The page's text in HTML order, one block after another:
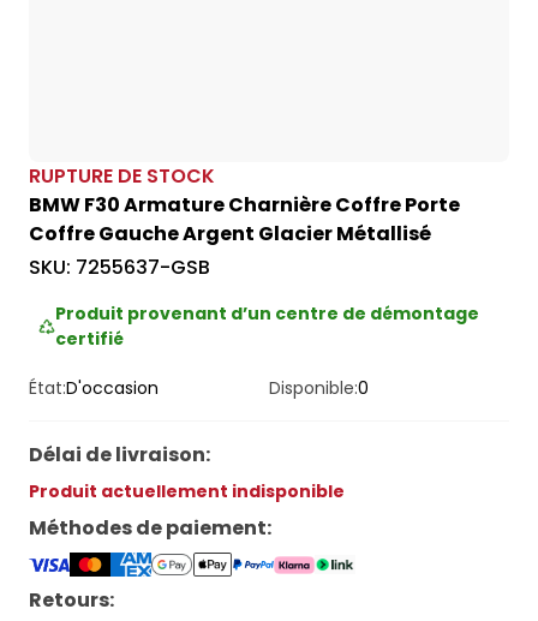
RUPTURE DE STOCK
BMW F30 Armature Charnière Coffre Porte
Coffre Gauche Argent Glacier Métallisé
SKU: 7255637-GSB
Produit provenant d’un centre de démontage
certifié
État:D'occasion Disponible:0
Délai de livraison:
Produit actuellement indisponible
Méthodes de paiement:
Retours: